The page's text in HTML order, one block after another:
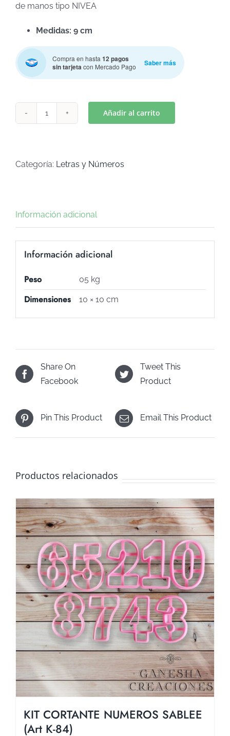
de manos tipo NIVEA
Medidas: 9 cm
Compra en hasta 12 pagos
sin tarjetacon Mercado Pago Saber más
C-
Añadir al carrito
Categoría: Letras y Números
Información adicional
Información adicional
Peso 05 kg
Dimensiones 10 × 10 cm
Share On
Facebook
Tweet This
Product
Pin This Product Email This Product
Productos relacionados
KIT CORTANTE NUMEROS SABLEE
(Art K-84)